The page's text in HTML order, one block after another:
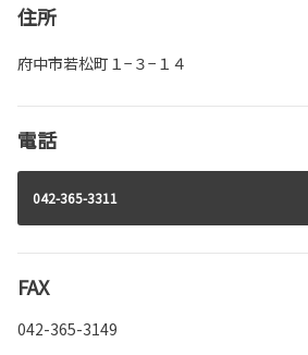
住所
府中市若松町１−３−１４
電話
042-365-3311
FAX
042-365-3149